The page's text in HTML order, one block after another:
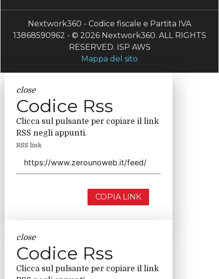
Nextwork360 - Codice fiscale e Partita IVA
13868590962 - © 2026 Nextwork360. ALL RIGHTS
RESERVED. ISP AWS
Mappa del sito
close
Codice Rss
Clicca sul pulsante per copiare il link
RSS negli appunti.
RSS link
COPIA LINK
close
Codice Rss
Clicca sul pulsante per copiare il link